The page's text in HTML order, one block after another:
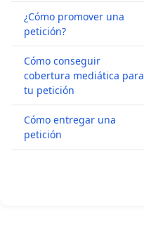
¿Cómo promover una
petición?
Cómo conseguir
cobertura mediática para
tu petición
Cómo entregar una
petición